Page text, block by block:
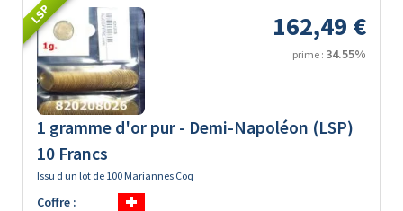
LSP 162,49 €
prime : 34.55%
1 gramme d'or pur - Demi-Napoléon (LSP)
10 Francs
Issu d un lot de 100 Mariannes Coq
Coffre :